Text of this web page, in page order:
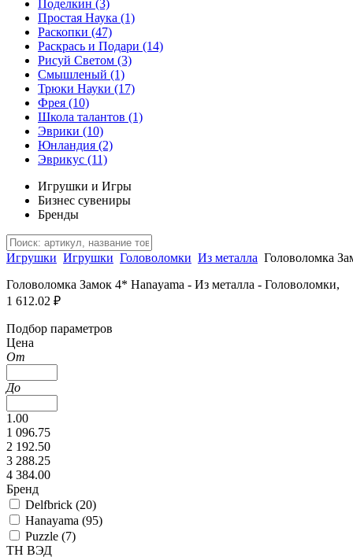
Поделкин (3)
Простая Наука (1)
Раскопки (47)
Раскрась и Подари (14)
Рисуй Светом (3)
Смышленый (1)
Трюки Науки (17)
Фрея (10)
Школа талантов (1)
Эврики (10)
Юнландия (2)
Эврикус (11)
Игрушки и Игры
Бизнес сувениры
Бренды
Игрушки Игрушки Головоломки Из металла Головоломка
Головоломка Замок 4* Hanayama - Из металла - Головоломки,
1 612.02 ₽
Подбор параметров
Цена
От
До
1.00
1 096.75
2 192.50
3 288.25
4 384.00
Бренд
Delfbrick (20)
Hanayama (95)
Puzzle (7)
ТН ВЭД